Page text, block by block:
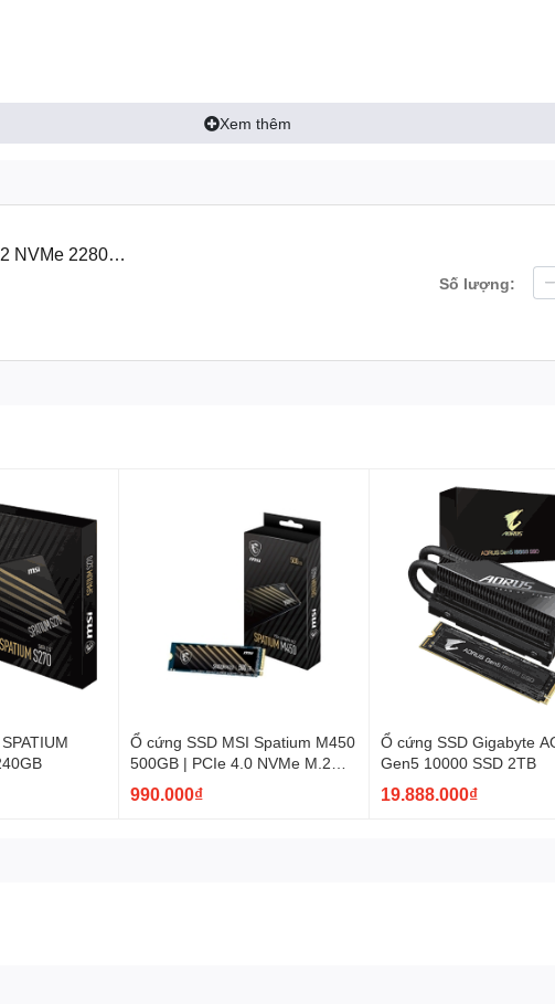
Xem thêm
NVMe 2280
Số lượng:
Ổ cứng SSD MSI Spatium M450
500GB | PCIe 4.0 NVMe M.2
PCI Express 4.0
990.000₫
Ổ cứng SSD Gigabyte
Gen5 10000 SSD 2TB
19.888.000₫